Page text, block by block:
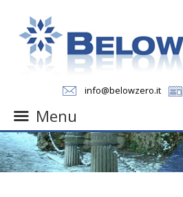
info@belowzero.it
Menu
Skip
to
content